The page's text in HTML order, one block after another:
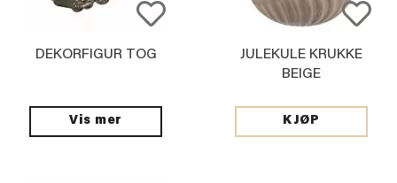
DEKORFIGUR TOG
Vis mer
JULEKULE KRUKKE
BEIGE
KJØP